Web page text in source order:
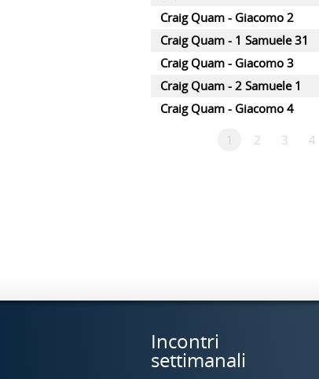
Craig Quam - Giacomo 2
Craig Quam - 1 Samuele 31
Craig Quam - Giacomo 3
Craig Quam - 2 Samuele 1
Craig Quam - Giacomo 4
1
2 3 4
Incontri
settimanali